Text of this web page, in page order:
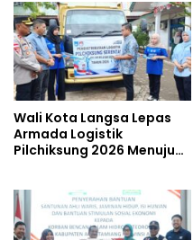
Wali Kota Langsa Lepas
Armada Logistik
Pilchiksung 2026 Menuju